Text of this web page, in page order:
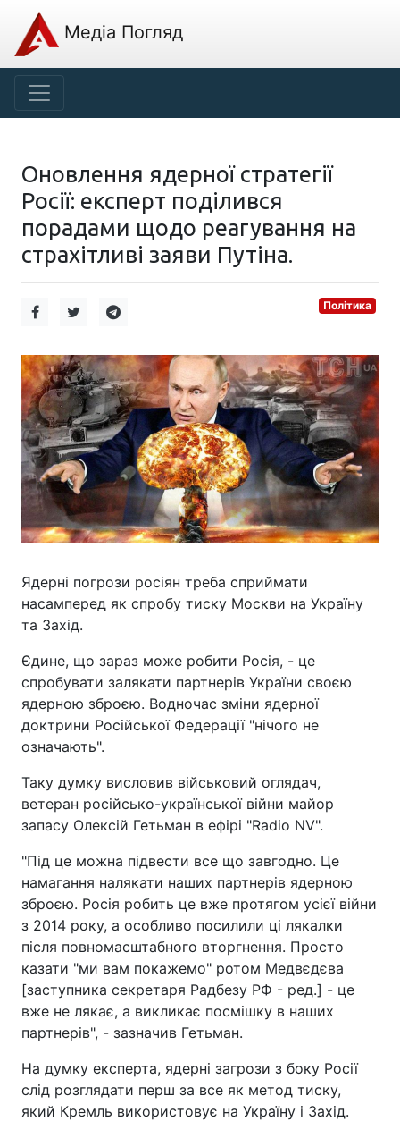
Медіа Погляд
Оновлення ядерної стратегії
Росії: експерт поділився
порадами щодо реагування на
страхітливі заяви Путіна.
Політика
Ядерні погрози росіян треба сприймати
насамперед як спробу тиску Москви на Україну
та Захід.
Єдине, що зараз може робити Росія, - це
спробувати залякати партнерів України своєю
ядерною зброєю. Водночас зміни ядерної
доктрини Російської Федерації "нічого не
означають".
Таку думку висловив військовий оглядач,
ветеран російсько-української війни майор
запасу Олексій Гетьман в ефірі "Radio NV".
"Під це можна підвести все що завгодно. Це
намагання налякати наших партнерів ядерною
зброєю. Росія робить це вже протягом усієї війни
з 2014 року, а особливо посилили ці лякалки
після повномасштабного вторгнення. Просто
казати "ми вам покажемо" ротом Медвєдєва
[заступника секретаря Радбезу РФ - ред.] - це
вже не лякає, а викликає посмішку в наших
партнерів", - зазначив Гетьман.
На думку експерта, ядерні загрози з боку Росії
слід розглядати перш за все як метод тиску,
який Кремль використовує на Україну і Захід.